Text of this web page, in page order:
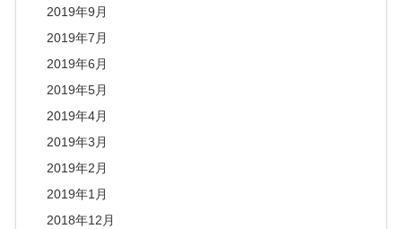
2019年9月
2019年7月
2019年6月
2019年5月
2019年4月
2019年3月
2019年2月
2019年1月
2018年12月